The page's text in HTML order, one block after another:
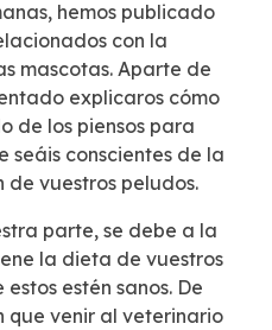
hemos publicado
con la
mascotas. Aparte de
explicaros cómo
de los piensos para
seáis conscientes de la
vuestros peludos.
parte, se debe a la
la dieta de vuestros
estén sanos. De
que venir al veterinario